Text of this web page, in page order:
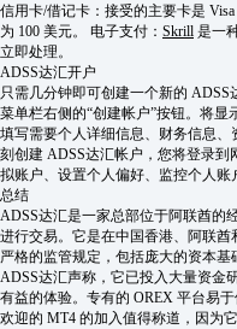
信用卡/借记卡：接受的主要卡是
为 100 美元。 电子支付： Skrill 是一
立即处理。
ADSS达汇开户
只需几分钟即可创建一个新的
菜单栏右侧的“创建帐户”按钮。将显
填写需要个人详细信息、财务信息
刻创建 ADSS达汇帐户，您将登录
拟账户、设置个人偏好、监控个人账
总结
ADSS达汇是一家总部位于阿联酋的
进行交易。它是在中国香港、阿联
严格的监管规定，包括庞大的资本基
ADSS达汇声称，它已投入大量资金
有益的体验。专有的 OREX 平台易
欢迎的 MT4 的加入值得称道，因为